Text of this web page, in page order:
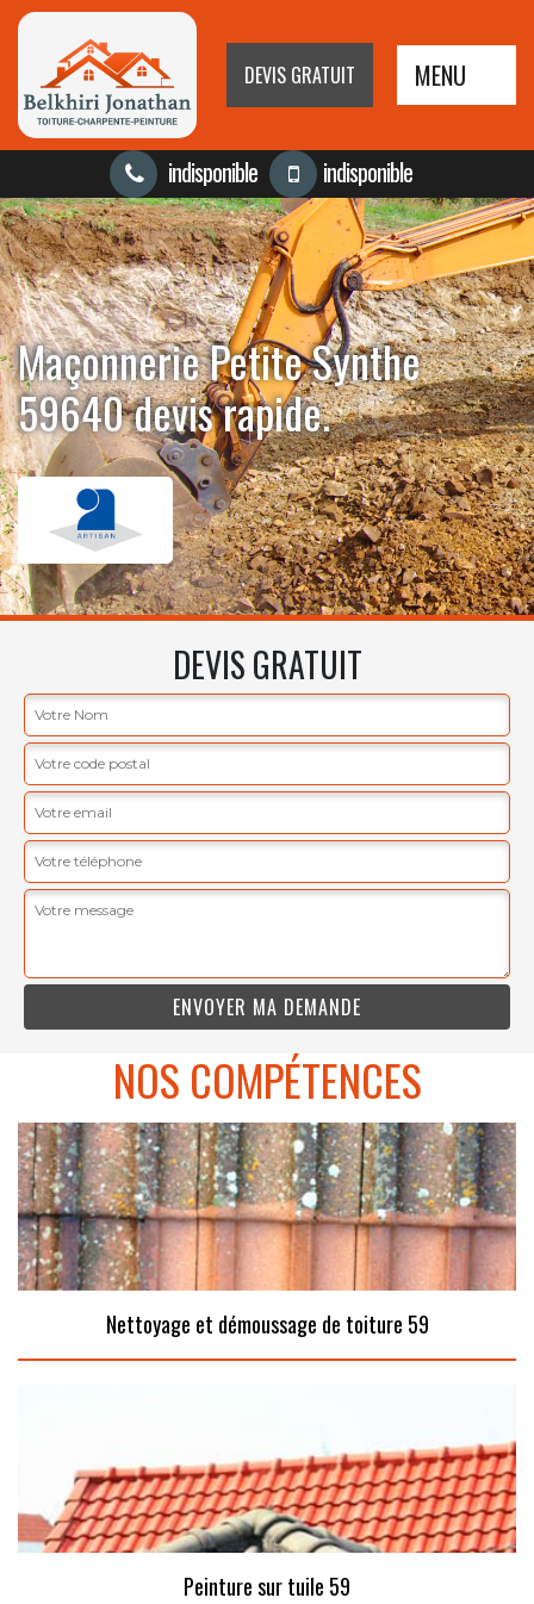
DEVIS GRATUIT MENU
indisponible indisponible
Maçonnerie Petite Synthe
59640 devis rapide.
DEVIS GRATUIT
NOS COMPÉTENCES
Nettoyage et démoussage de toiture 59
Peinture sur tuile 59